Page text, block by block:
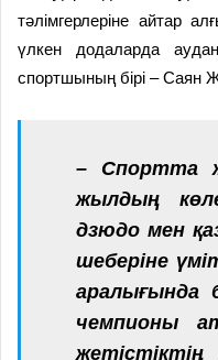
тәлімгерлеріне айтар
үлкен додаларда
спортшының бірі – Саян
– Спортта
жылдың
дзюдо мен
шеберіне
аралығында
чемпионы